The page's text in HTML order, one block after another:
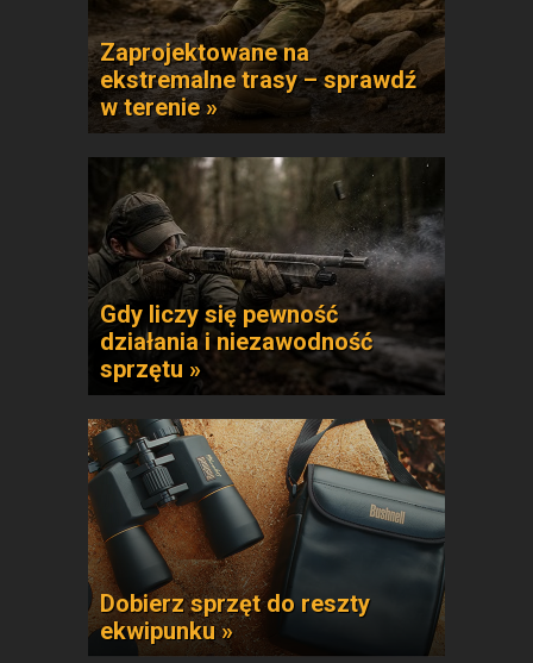
Zaprojektowane na
ekstremalne trasy – sprawdź
w terenie »
Gdy liczy się pewność
działania i niezawodność
sprzętu »
Dobierz sprzęt do reszty
ekwipunku »